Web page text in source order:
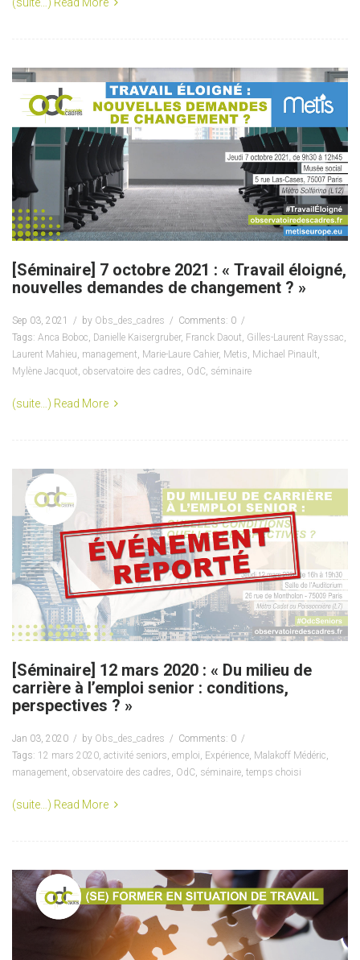
(suite…) Read More
[Séminaire] 7 octobre 2021 : « Travail éloigné,
nouvelles demandes de changement ? »
Sep 03, 2021 by Obs_des_cadres
Comments: 0
Tags: Anca Boboc Danielle Kaisergruber, Franck Daout Gilles-Laurent Rayssac
Laurent Mahieu management Marie-Laure Cahier, Metis Michael Pinault
Mylène Jacquot observatoire des cadres OdC séminaire
(suite…) Read More
[Séminaire] 12 mars 2020 : « Du milieu de
carrière à l’emploi senior : conditions,
perspectives ? »
Jan 03, 2020 by Obs_des_cadres
Comments: 0
Tags: 12 mars 2020, activité seniors, emploi, Expérience, Malakoff Médéric,
management, observatoire des cadres, OdC, séminaire, temps choisi
(suite…) Read More